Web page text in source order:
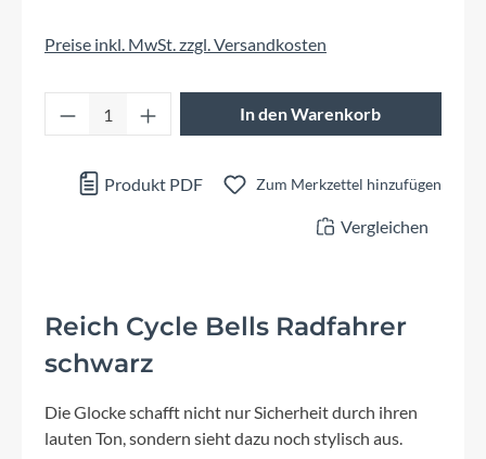
Preise inkl. MwSt. zzgl. Versandkosten
Produkt Anzahl: Gib den gewünschten
In den Warenkorb
Produkt PDF Zum Merkzettel hinzufügen
Vergleichen
Reich Cycle Bells Radfahrer
schwarz
Die Glocke schafft nicht nur Sicherheit durch ihren
lauten Ton, sondern sieht dazu noch stylisch aus.